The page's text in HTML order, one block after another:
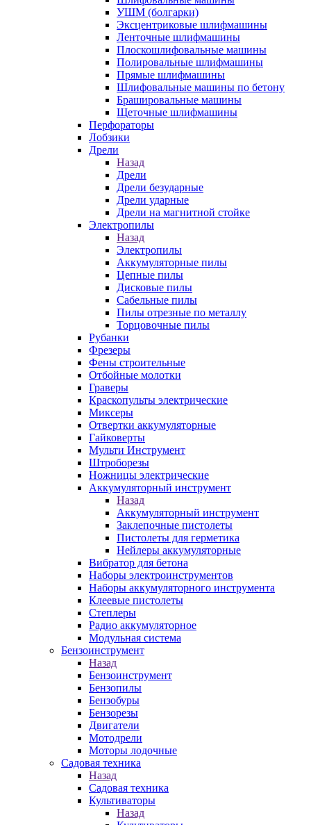
УШМ (болгарки)
Эксцентриковые шлифмашины
Ленточные шлифмашины
Плоскошлифовальные машины
Полировальные шлифмашины
Прямые шлифмашины
Шлифовальные машины по бетону
Брашировальные машины
Щеточные шлифмашины
Перфораторы
Лобзики
Дрели
Назад
Дрели
Дрели безударные
Дрели ударные
Дрели на магнитной стойке
Электропилы
Назад
Электропилы
Аккумуляторные пилы
Цепные пилы
Дисковые пилы
Сабельные пилы
Пилы отрезные по металлу
Торцовочные пилы
Рубанки
Фрезеры
Фены строительные
Отбойные молотки
Граверы
Краскопульты электрические
Миксеры
Отвертки аккумуляторные
Гайковерты
Мульти Инструмент
Штроборезы
Ножницы электрические
Аккумуляторный инструмент
Назад
Аккумуляторный инструмент
Заклепочные пистолеты
Пистолеты для герметика
Нейлеры аккумуляторные
Вибратор для бетона
Наборы электроинструментов
Наборы аккумуляторного инструмента
Клеевые пистолеты
Степлеры
Радио аккумуляторное
Модульная система
Бензоинструмент
Назад
Бензоинструмент
Бензопилы
Бензобуры
Бензорезы
Двигатели
Мотодрели
Моторы лодочные
Садовая техника
Назад
Садовая техника
Культиваторы
Назад